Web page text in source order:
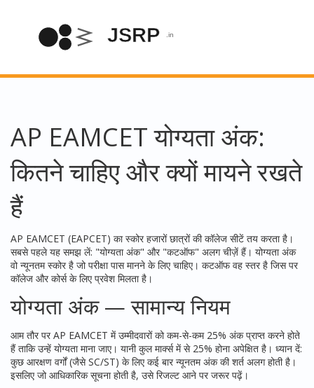
AP EAMCET योग्यता अंक:
कितने चाहिए और क्यों मायने रखते
हैं
AP EAMCET (EAPCET) का स्कोर हजारों छात्रों की कॉलेज सीटें तय करता है।
सबसे पहले यह समझ लें: "योग्यता अंक" और "कटऑफ" अलग चीज़ें हैं। योग्यता अंक
वो न्यूनतम स्कोर है जो परीक्षा पास मानने के लिए चाहिए। कटऑफ वह स्तर है जिस पर
कॉलेज और कोर्स के लिए प्रवेश मिलता है।
योग्यता अंक — सामान्य नियम
आम तौर पर AP EAMCET में उम्मीदवारों को कम-से-कम 25% अंक प्राप्त करने होते
हैं ताकि उन्हें योग्यता माना जाए। यानी कुल मार्क्स में से 25% होना अपेक्षित है। ध्यान दें:
कुछ आरक्षण वर्गों (जैसे SC/ST) के लिए कई बार न्यूनतम अंक की शर्त अलग होती है।
इसलिए जो आधिकारिक सूचना होती है, उसे रिजल्ट आने पर जरूर पढ़ें।